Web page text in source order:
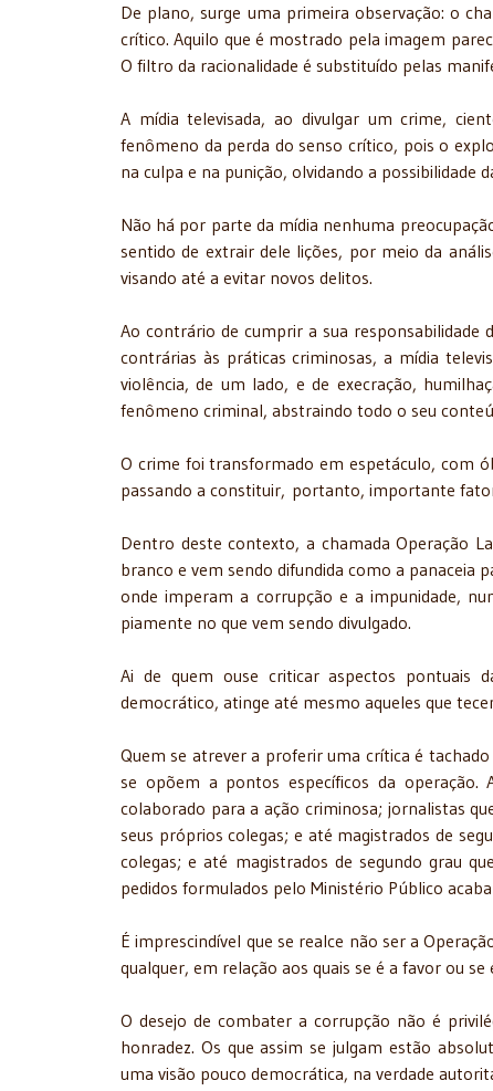
De plano, surge uma primeira observação: o
crítico. Aquilo que é mostrado pela imagem
O filtro da racionalidade é substituído pelas
A mídia televisada, ao divulgar um crime,
fenômeno da perda do senso crítico, pois o
na culpa e na punição, olvidando a possibilidade
Não há por parte da mídia nenhuma
sentido de extrair dele lições, por meio da
visando até a evitar novos delitos.
Ao contrário de cumprir a sua
contrárias às práticas criminosas, a mídia
violência, de um lado, e de execração,
fenômeno criminal, abstraindo todo o seu
O crime foi transformado em espetáculo, com
passando a constituir, portanto, importante
Dentro deste contexto, a chamada Operação
branco e vem sendo difundida como a
onde imperam a corrupção e a impunidade,
piamente no que vem sendo divulgado.
Ai de quem ouse criticar aspectos pontuais
democrático, atinge até mesmo aqueles que
Quem se atrever a proferir uma crítica é
se opõem a pontos específicos da operação.
colaborado para a ação criminosa; jornalistas
seus próprios colegas; e até magistrados de
colegas; e até magistrados de segundo grau
pedidos formulados pelo Ministério Público
É imprescindível que se realce não ser a
qualquer, em relação aos quais se é a favor ou
O desejo de combater a corrupção não é
honradez. Os que assim se julgam estão
uma visão pouco democrática, na verdade